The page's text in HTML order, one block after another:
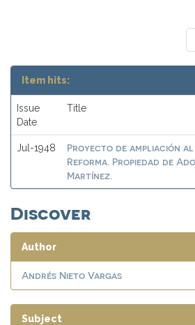
Item hits:
Issue
Date
Title
Jul-1948
Proyecto de ampliación al
Reforma. Propiedad de
Martínez.
Discover
Author
Andrés Nieto Vargas
Subject